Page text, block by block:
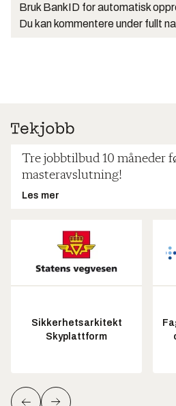
Bruk BankID for automatisk
Du kan kommentere under fullt
Tre jobbtilbud 10 måneder
masteravslutning!
Les mer
Sikkerhetsarkitekt
Skyplattform